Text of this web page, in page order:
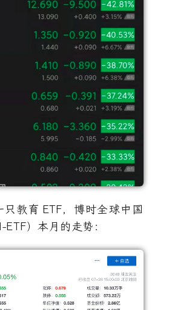
只教育 ETF，博时全球中国
）本月的走势：